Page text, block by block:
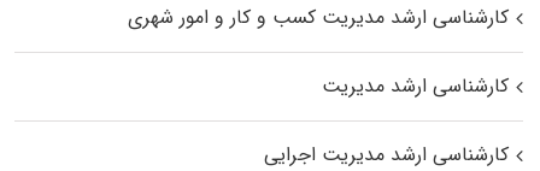
کارشناسی ارشد مدیریت کسب و کار و امور شهری
کارشناسی ارشد مدیریت
کارشناسی ارشد مدیریت اجرایی